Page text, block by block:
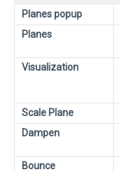
Planes popup
Planes
Visualization
Scale Plane
Dampen
Bounce